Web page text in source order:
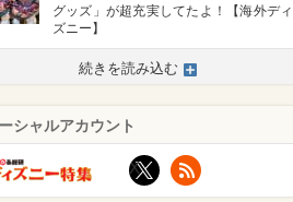
グッズ」が超充実してたよ！【海外ディ
ズニー】
続きを読み込む
シャルアカウント
X